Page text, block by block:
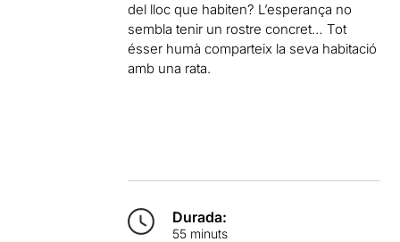
del lloc que habiten? L’esperança no
sembla tenir un rostre concret… Tot
ésser humà comparteix la seva habitació
amb una rata.
Durada:
55 minuts